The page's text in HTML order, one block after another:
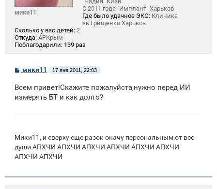
мики11
С 2011 года "Имплант" Харьков
Где было удачное ЭКО: Клиника
ак.Грищенко.Харьков
Сколько у вас детей: 2
Откуда: АРКрым
Поблагодарили: 139 раз
С
б
щ
мики11 17 янв 2011, 22:03
Всем привет!Скажите пожалуйста,нужно перед ИИ
измерять БТ и как долго?
Мики11, и сверху еще разок окачу персональным,от все
души АПХЧИ АПХЧИ АПХЧИ АПХЧИ АПХЧИ АПХЧИ
АПХЧИ АПХЧИ